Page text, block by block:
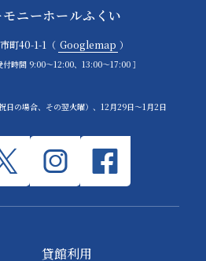
ニーホールふくい
町40-1-1（ Googlemap ）
付時間 9:00～12:00、13:00～17:00 ］
祝日の場合、その翌火曜）、12月29日～1月2日
貸館利用